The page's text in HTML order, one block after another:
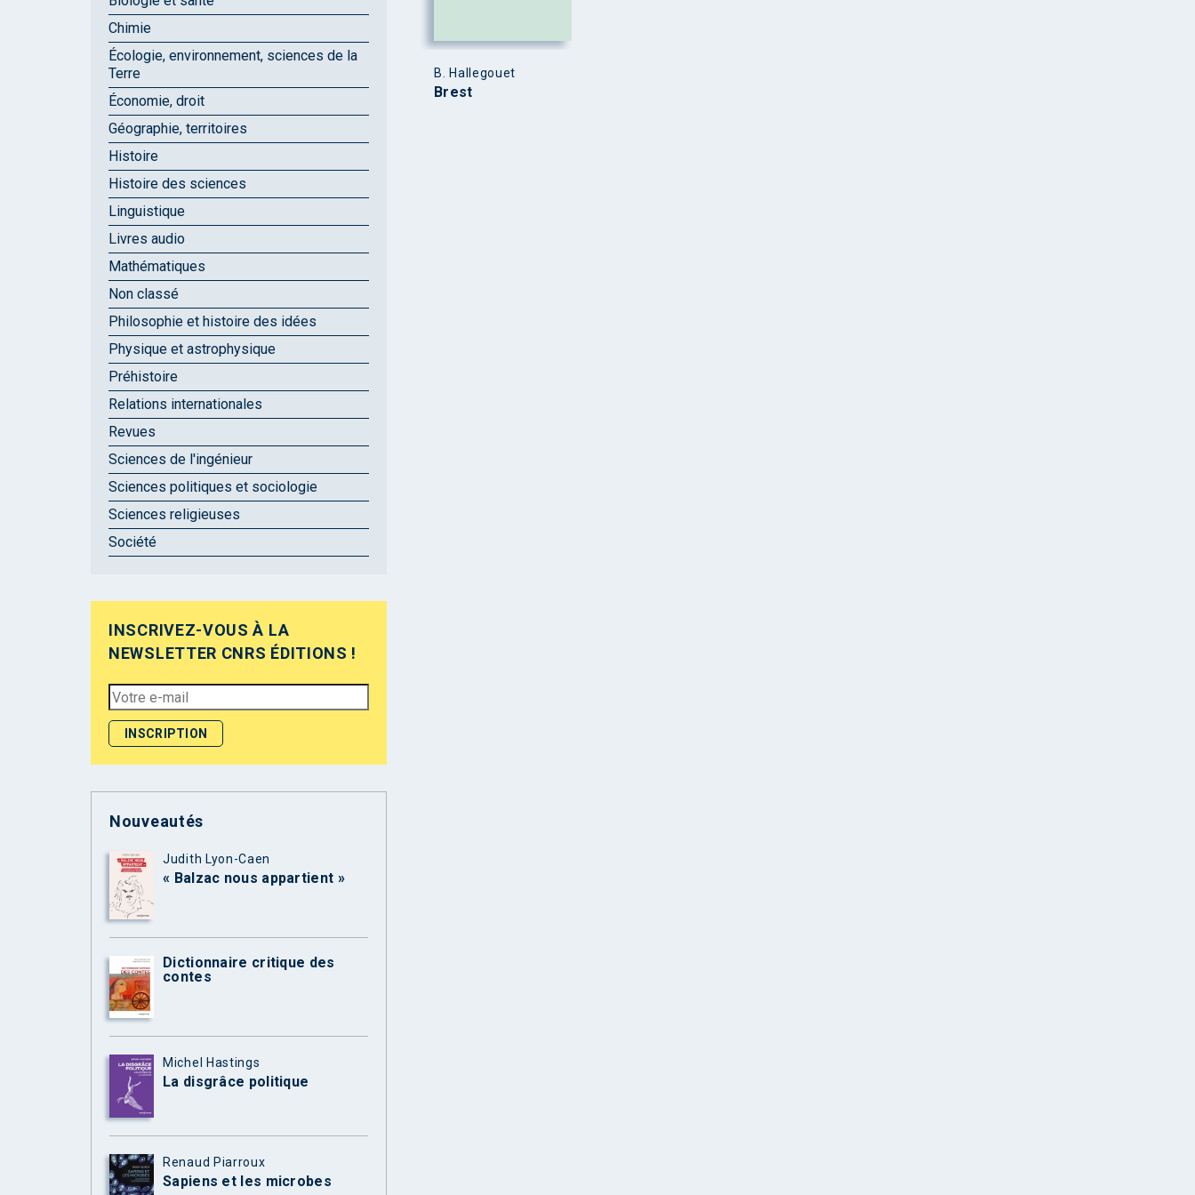
B. Hallegouet
Brest
Chimie
Écologie, environnement, sciences de la
Terre
Économie, droit
Géographie, territoires
Histoire
Histoire des sciences
Linguistique
Livres audio
Mathématiques
Non classé
Philosophie et histoire des idées
Physique et astrophysique
Préhistoire
Relations internationales
Revues
Sciences de l'ingénieur
Sciences politiques et sociologie
Sciences religieuses
Société
INSCRIVEZ-VOUS À LA
NEWSLETTER CNRS ÉDITIONS !
Nouveautés
Judith Lyon-Caen
« Balzac nous appartient »
Dictionnaire critique des
contes
Michel Hastings
La disgrâce politique
Renaud Piarroux
Sapiens et les microbes